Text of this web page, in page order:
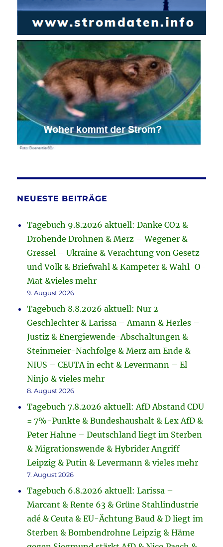
NEUESTE BEITRÄGE
Tagebuch 9.8.2026 aktuell: Danke CO2 &
Drohende Drohnen & Merz – Wegener &
Gressel – Ukraine & Verachtung von Gesetz
und Volk & Briefwahl & Kampeter & Wahl-O-
Mat &vieles mehr
9. August 2026
Tagebuch 8.8.2026 aktuell: Nur 2
Geschlechter & Larissa – Amann & Herles –
Justiz & Energiewende-Abschaltungen &
Steinmeier-Nachfolge & Merz am Ende &
NIUS – CEUTA in echt & Levermann – El
Ninjo & vieles mehr
8. August 2026
Tagebuch 7.8.2026 aktuell: AfD Abstand CDU
= 7%-Punkte & Bundeshaushalt & Lex AfD &
Peter Hahne – Deutschland liegt im Sterben
& Migrationswende & Hybrider Angriff
Leipzig & Putin & Levermann & vieles mehr
7. August 2026
Tagebuch 6.8.2026 aktuell: Larissa –
Marcant & Rente 63 & Grüne Stahlindustrie
adé & Ceuta & EU-Ächtung Baud & D liegt im
Sterben & Bombendrohne Leipzig & Häme